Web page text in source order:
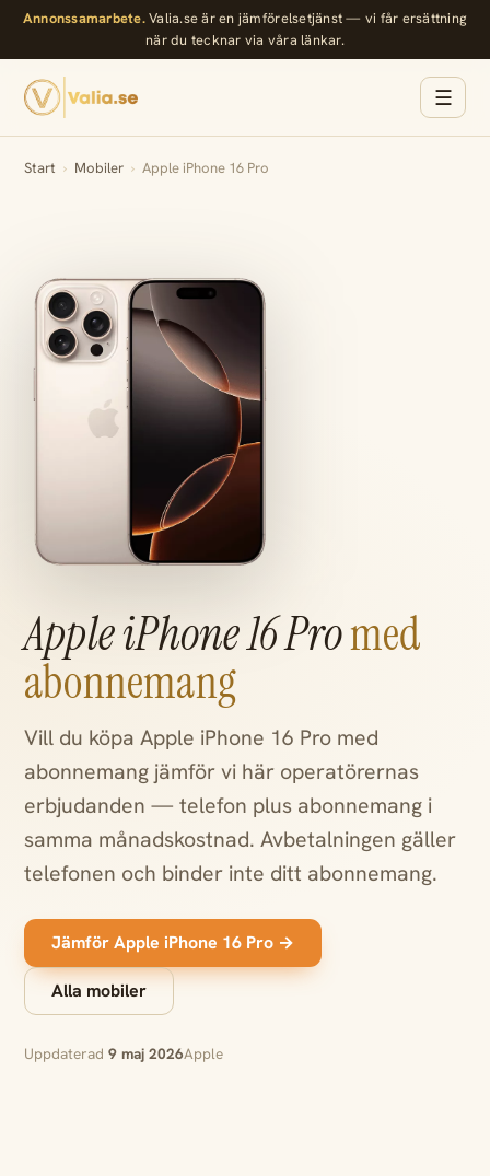
Annonssamarbete.Valia.se är en jämförelsetjänst — vi får ersättning
när du tecknar via våra länkar.
☰
Start › Mobiler › Apple iPhone 16 Pro
Apple iPhone 16 Promed
abonnemang
Vill du köpa Apple iPhone 16 Pro med
abonnemang jämför vi här operatörernas
erbjudanden — telefon plus abonnemang i
samma månadskostnad. Avbetalningen gäller
telefonen och binder inte ditt abonnemang.
Jämför Apple iPhone 16 Pro →
Alla mobiler
Uppdaterad 9 maj 2026Apple